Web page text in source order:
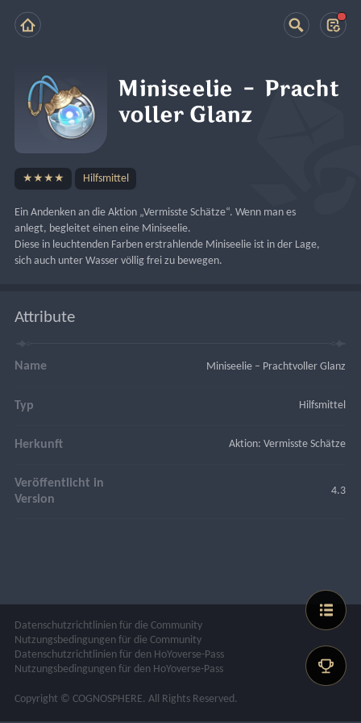
Miniseelie – Pracht
voller Glanz
★★★★ Hilfsmittel
Ein Andenken an die Aktion „Vermisste Schätze“. Wenn man es
anlegt, begleitet einen eine Miniseelie.
Diese in leuchtenden Farben erstrahlende Miniseelie ist in der Lage,
sich auch unter Wasser völlig frei zu bewegen.
Attribute
Name Miniseelie – Prachtvoller Glanz
Typ Hilfsmittel
Herkunft Aktion: Vermisste Schätze
Veröffentlicht in
Version
4.3
Datenschutzrichtlinien für die Community
Nutzungsbedingungen für die Community
Datenschutzrichtlinien für den HoYoverse-Pass
Nutzungsbedingungen für den HoYoverse-Pass
Copyright © COGNOSPHERE. All Rights Reserved.